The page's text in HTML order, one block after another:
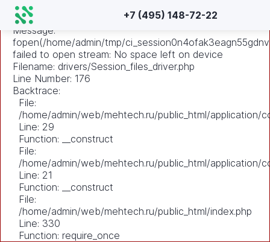
A PHP Error was encountered
Severity: Warning
Message:
fopen(/home/admin/tmp/
failed to open stream: No space left on device
Filename: drivers/Session_files_driver.php
Line Number: 176
Backtrace:
File:
/home/admin/web/mehtech.ru/public_html/application/
Line: 29
Function: __construct
File:
/home/admin/web/mehtech.ru/public_html/application/
Line: 21
Function: __construct
File:
/home/admin/web/mehtech.ru/public_html/index.php
Line: 330
Function: require_once
+7 (495) 148-72-22